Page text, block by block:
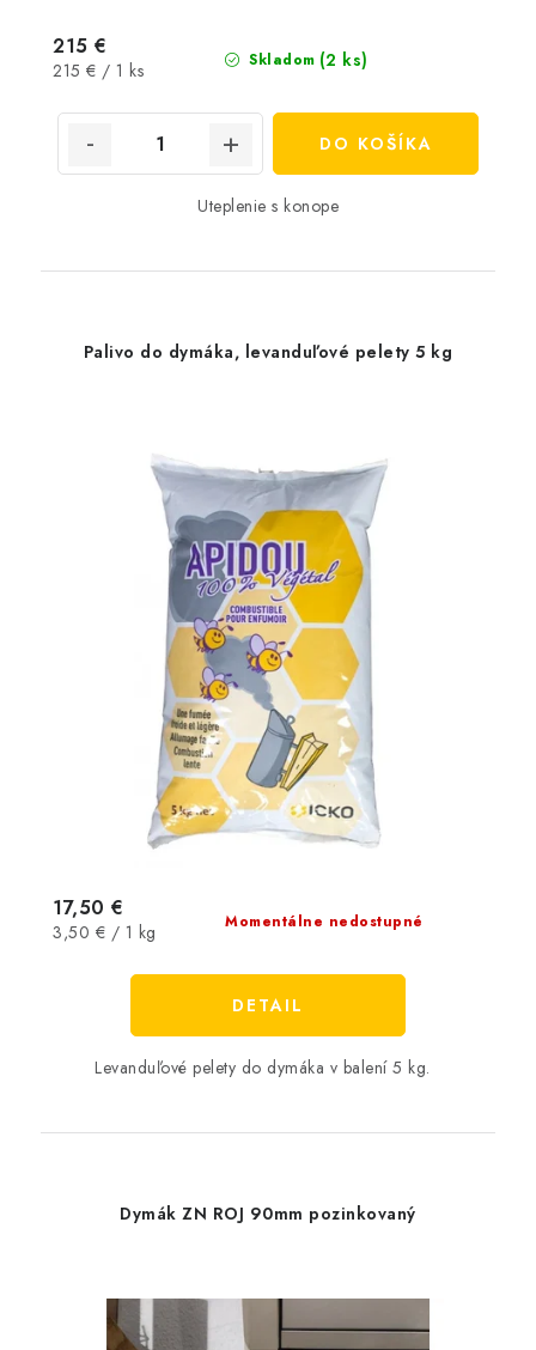
Skladom (2 ks)
215 €
Jednotková
215 € / 1 ks
DO KOŠÍKA
Uteplenie s konope
Palivo do dymáka, levanduľové pelety 5 kg
Momentálne nedostupné
17,50 €
Jednotková
3,50 € / 1 kg
DETAIL
Levanduľové pelety do dymáka v balení 5 kg.
Dymák ZN ROJ 90mm pozinkovaný